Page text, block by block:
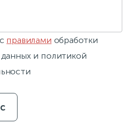
правилами обработки
и политикой